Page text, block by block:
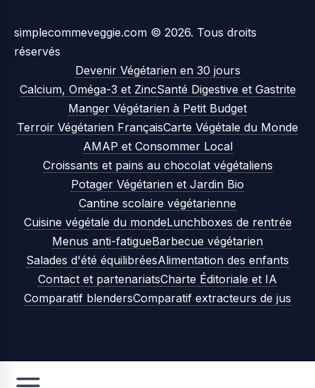
simplecommeveggie.com © 2026. Tous droits
réservés
Devenir Végétarien en 30 jours
Calcium, Oméga-3 et ZincSanté Digestive et Gastrite
Manger Végétarien à Petit Budget
Terroir Végétarien FrançaisCarte Végétale du Monde
AMAP et Consommer Local
Croissants et pains au chocolat végétaliens
Potager Végétarien et Jardin Bio
Cantine scolaire végétarienne
Cuisine végétale du mondeLunchboxes de rentrée
Menus anti-fatigueBarbecue végétarien
Salades d'été équilibréesAlimentation des enfants
Contact et partenariatsCharte Éditoriale et IA
Comparatif blendersComparatif extracteurs de jus